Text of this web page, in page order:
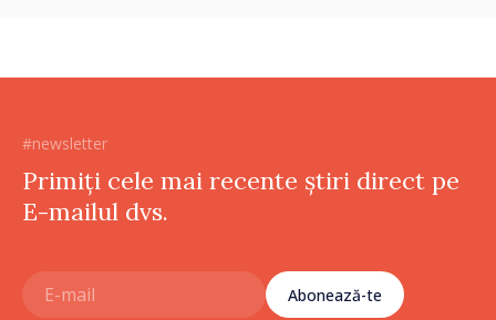
#newsletter
Primiți cele mai recente știri direct pe
E-mailul dvs.
Abonează-te